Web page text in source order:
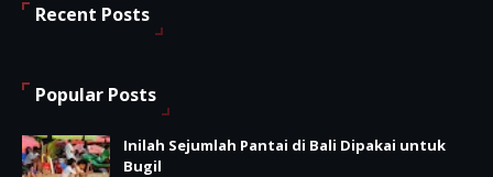
Recent Posts
Popular Posts
Inilah Sejumlah Pantai di Bali Dipakai untuk
Bugil